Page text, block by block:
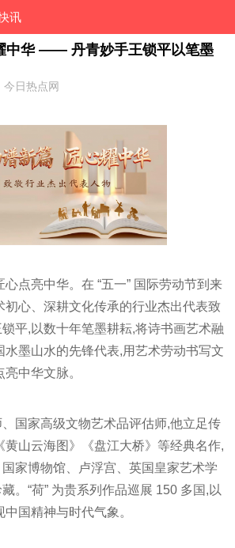
讯
中华 —— 丹青妙手王锁平以笔墨
今日热点网
点亮中华。在 “五一” 国际劳动节到来
初心、深耕文化传承的行业杰出代表致
平,以数十年笔墨耕耘,将诗书画艺术融
水墨山水的先锋代表,用艺术劳动书写文
中华文脉。
国家高级文物艺术品评估师,他立足传
黄山云海图》《盘江大桥》等经典名作,
家博物馆、卢浮宫、英国皇家艺术学
。“荷” 为贵系列作品巡展 150 多国,以
国精神与时代气象。